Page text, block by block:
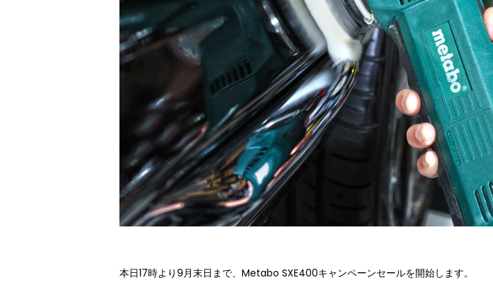
本日17時より9月末日まで、 Metabo SXE400キャンペーンセールを開始します。